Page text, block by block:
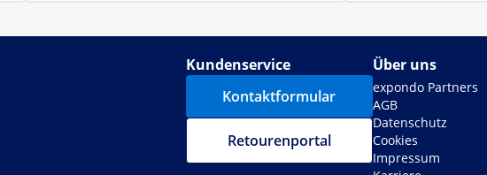
Kundenservice
Kontaktformular
Retourenportal
Über uns
expondo Partners
AGB
Datenschutz
Cookies
Impressum